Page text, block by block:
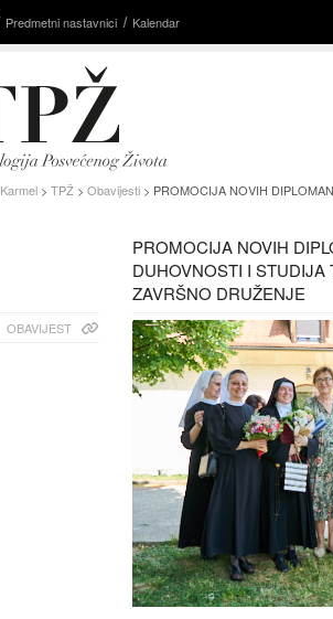
Predmetni nastavnici Kalendar
Karmel > TPŽ > Obavijesti > PROMOCIJA NOVIH
PROMOCIJA NOVIH
DUHOVNOSTI I STUDIJA
ZAVRŠNO DRUŽENJE
OBAVIJEST